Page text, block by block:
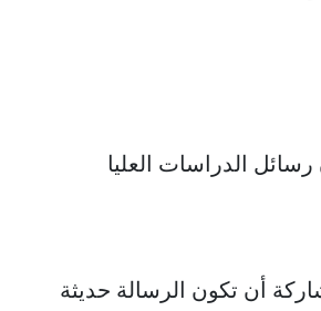
الدراسات العليا
أن تكون الرسالة حديثة